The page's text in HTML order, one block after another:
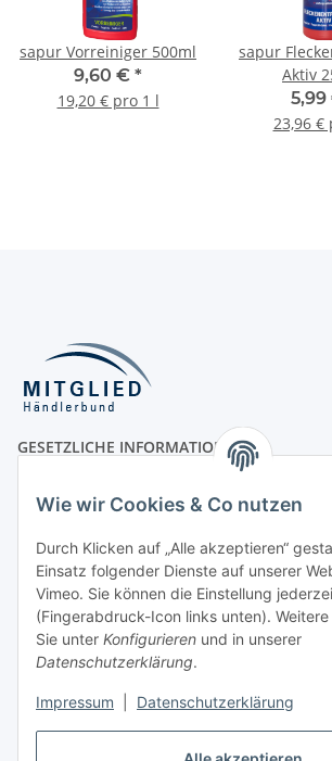
Wie wir Cookies & Co nutzen
Durch Klicken auf „Alle akzeptieren“
Einsatz folgender Dienste auf unserer
Vimeo. Sie können die Einstellung
(Fingerabdruck-Icon links unten).
Sie unter Konfigurieren und in unserer
Datenschutzerklärung.
Impressum Datenschutzerklärung
sapur Vorreiniger 500ml
9,60 € *
19,20 € pro 1 l
sapur
Aktiv
23,96 €
GESETZLICHE INFORMATIONEN
MÖGLICHE ZAHLUNGSARTEN
Vorauskasse
Rechnung
UNSERE VERSANDPARTNER